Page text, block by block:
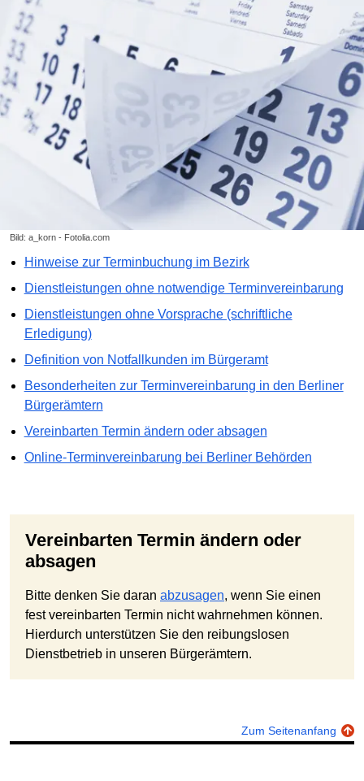
Bild: a_korn - Fotolia.com
Hinweise zur Terminbuchung im Bezirk
Dienstleistungen ohne notwendige Terminvereinbarung
Dienstleistungen ohne Vorsprache (schriftliche
Erledigung)
Definition von Notfallkunden im Bürgeramt
Besonderheiten zur Terminvereinbarung in den Berliner
Bürgerämtern
Vereinbarten Termin ändern oder absagen
Online-Terminvereinbarung bei Berliner Behörden
Vereinbarten Termin ändern oder
absagen
Bitte denken Sie daran abzusagen, wenn Sie einen
fest vereinbarten Termin nicht wahrnehmen können.
Hierdurch unterstützen Sie den reibungslosen
Dienstbetrieb in unseren Bürgerämtern.
Zum Seitenanfang